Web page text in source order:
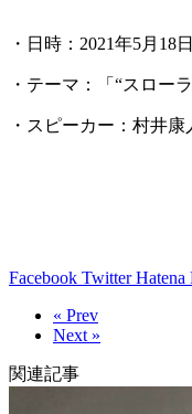
・日時：2021年5月18
・テーマ：「“スロー
・スピーカー：村井
Facebook TwitterHatena
« Prev
Next »
関連記事